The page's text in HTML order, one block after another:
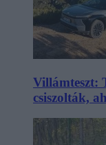
Villámteszt:
csiszolták,